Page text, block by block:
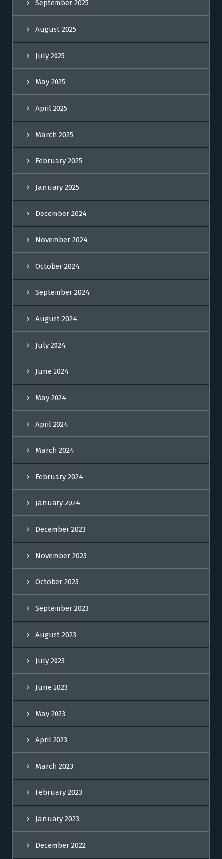
September 2025
August 2025
July 2025
May 2025
April 2025
March 2025
February 2025
January 2025
December 2024
November 2024
October 2024
September 2024
August 2024
July 2024
June 2024
May 2024
April 2024
March 2024
February 2024
January 2024
December 2023
November 2023
October 2023
September 2023
August 2023
July 2023
June 2023
May 2023
April 2023
March 2023
February 2023
January 2023
December 2022